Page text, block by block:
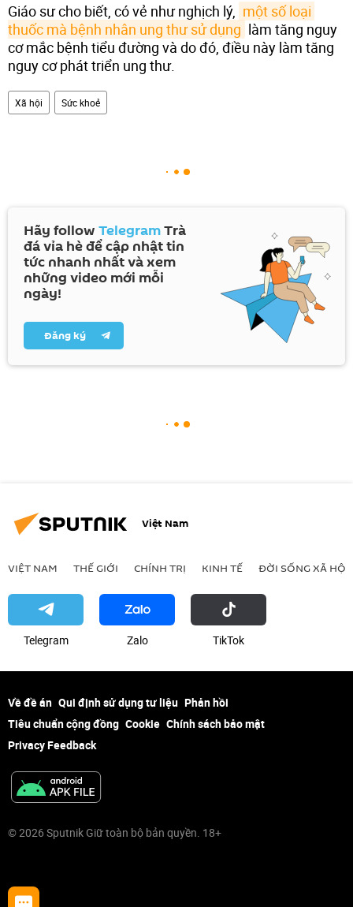
Giáo sư cho biết, có vẻ như nghịch lý, một số loại
thuốc mà bệnh nhân ung thư sử dụng làm tăng nguy
cơ mắc bệnh tiểu đường và do đó, điều này làm tăng
nguy cơ phát triển ung thư.
Xã hội Sức khoẻ
Hãy follow TelegramTrà
đá vỉa hè để cập nhật tin
tức nhanh nhất và xem
những video mới mỗi
ngày!
Đăng ký
Việt Nam
VIỆT NAM THẾ GIỚI CHÍNH TRỊ KINH TẾ ĐỜI SỐNG XÃ HỘI
Telegram Zalo ТikТоk
Về đề án Qui định sử dụng tư liệu Phản hồi
Tiêu chuẩn cộng đồng Cookie Chính sách bảo mật
Privacy Feedback
© 2026 Sputnik Giữ toàn bộ bản quyền. 18+